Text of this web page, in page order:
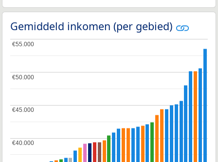
Gemiddeld inkomen (per gebied)
€40.000
€40.000
€45.000
€45.000
€50.000
€50.000
€55.000
€55.000